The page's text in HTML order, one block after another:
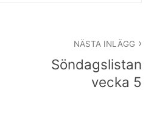
NÄSTA INLÄGG
Söndagslistan
vecka 5